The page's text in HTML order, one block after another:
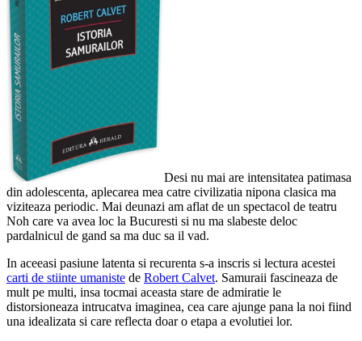
Desi nu mai are intensitatea patimasa
din adolescenta, aplecarea mea catre civilizatia nipona clasica ma
viziteaza periodic. Mai deunazi am aflat de un spectacol de teatru
Noh care va avea loc la Bucuresti si nu ma slabeste deloc
pardalnicul de gand sa ma duc sa il vad.
In aceeasi pasiune latenta si recurenta s-a inscris si lectura acestei
carti de stiinte umaniste de Robert Calvet. Samuraii fascineaza de
mult pe multi, insa tocmai aceasta stare de admiratie le
distorsioneaza intrucatva imaginea, cea care ajunge pana la noi fiind
una idealizata si care reflecta doar o etapa a evolutiei lor.